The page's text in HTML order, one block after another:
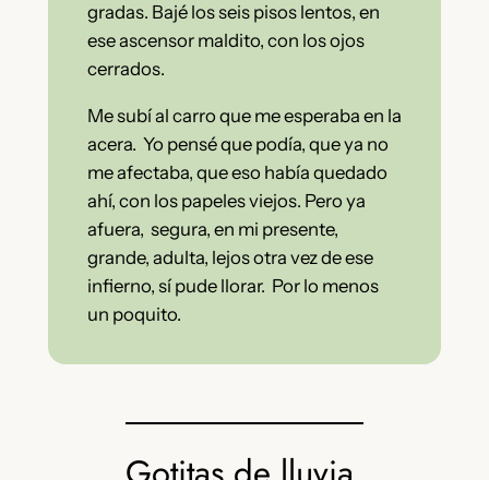
gradas. Bajé los seis pisos lentos, en
ese ascensor maldito, con los ojos
cerrados.
Me subí al carro que me esperaba en la
acera. Yo pensé que podía, que ya no
me afectaba, que eso había quedado
ahí, con los papeles viejos. Pero ya
afuera, segura, en mi presente,
grande, adulta, lejos otra vez de ese
infierno, sí pude llorar. Por lo menos
un poquito.